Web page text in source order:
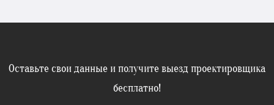
Оставьте свои данные и получите выезд проектировщика
бесплатно!